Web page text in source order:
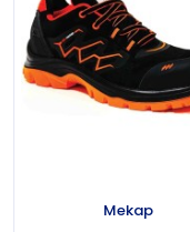
Mekap